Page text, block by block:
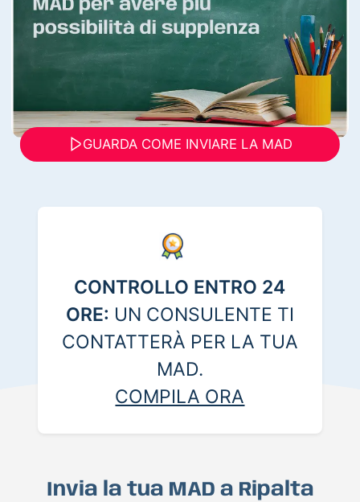
GUARDA COME INVIARE LA MAD
CONTROLLO ENTRO 24
ORE: UN CONSULENTE TI
CONTATTERÀ PER LA TUA
MAD.
COMPILA ORA
Invia la tua MAD a Ripalta